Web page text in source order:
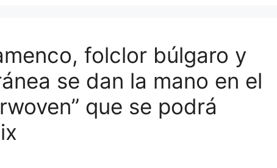
folclor búlgaro y
se dan la mano en el
que se podrá